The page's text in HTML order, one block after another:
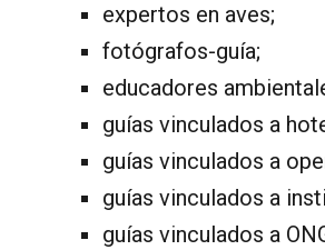
expertos en aves;
fotógrafos-guía;
educadores
guías vinculados a
guías vinculados a
guías vinculados a
guías vinculados a